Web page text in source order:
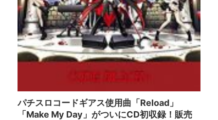
パチスロコードギアス使用曲「Reload」
「Make My Day」がついにCD初収録！販売